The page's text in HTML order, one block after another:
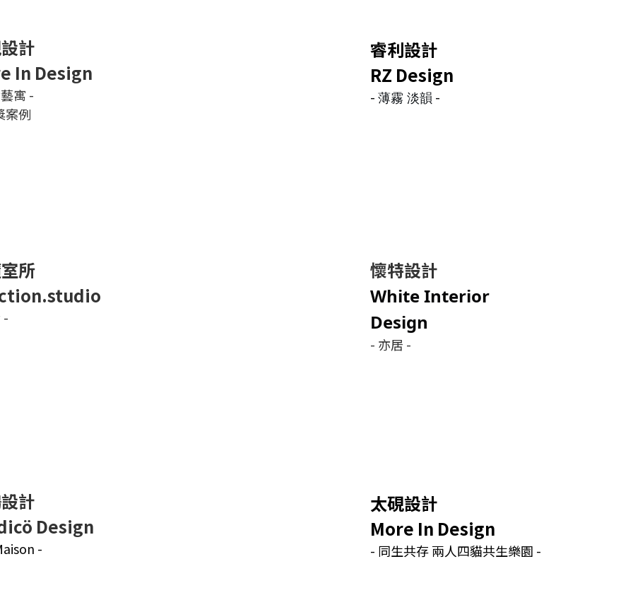
計
In Design
寓 -
案例
睿利設計
RZ Design
- 薄霧 淡韻 -
所
-
懷特設計
White Interior
Design
- 亦居 -
計
Design
-
太硯設計
More In Design
- 同生共存 兩人四貓共生樂園 -